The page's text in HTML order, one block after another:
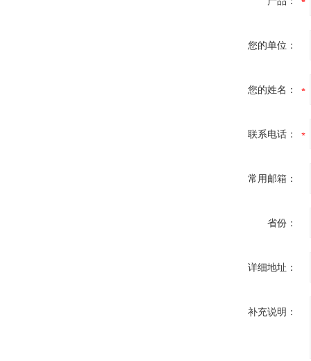
您的单位：
您的姓名：
联系电话：
常用邮箱：
省份：
详细地址：
补充说明：